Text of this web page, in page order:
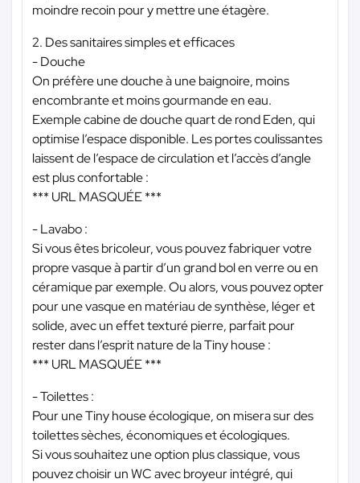
moindre recoin pour y mettre une étagère.
2. Des sanitaires simples et efficaces
- Douche
On préfère une douche à une baignoire, moins
encombrante et moins gourmande en eau.
Exemple cabine de douche quart de rond Eden, qui
optimise l’espace disponible. Les portes coulissantes
laissent de l’espace de circulation et l’accès d’angle
est plus confortable :
*** URL MASQUÉE ***
- Lavabo :
Si vous êtes bricoleur, vous pouvez fabriquer votre
propre vasque à partir d’un grand bol en verre ou en
céramique par exemple. Ou alors, vous pouvez opter
pour une vasque en matériau de synthèse, léger et
solide, avec un effet texturé pierre, parfait pour
rester dans l’esprit nature de la Tiny house :
*** URL MASQUÉE ***
- Toilettes :
Pour une Tiny house écologique, on misera sur des
toilettes sèches, économiques et écologiques.
Si vous souhaitez une option plus classique, vous
pouvez choisir un WC avec broyeur intégré, qui